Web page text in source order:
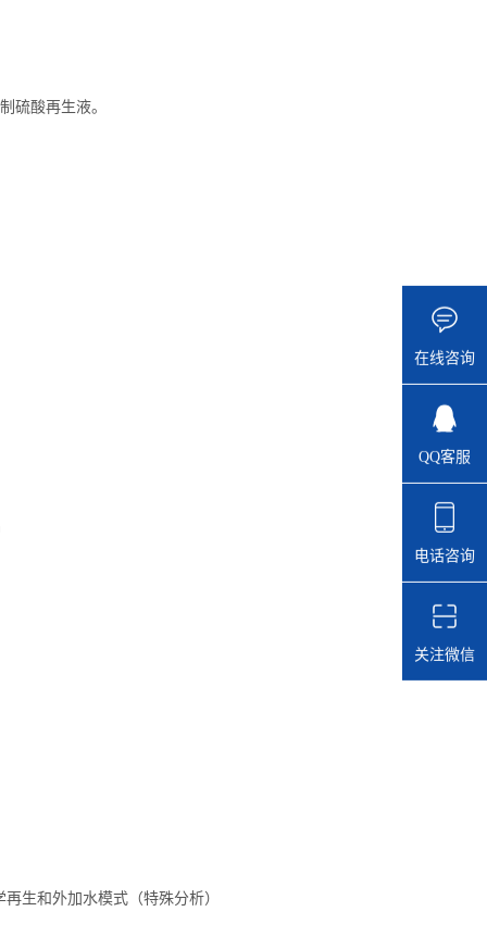
硫酸再生液。
生和外加水模式（特殊分析）
在线咨询
QQ客服
电话咨询
关注微信